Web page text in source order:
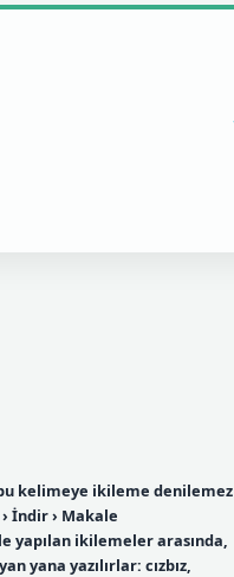
kelimeye ikileme denilemez
İndir › Makale
yapılan ikilemeler arasında,
yana yazılırlar: cızbız,